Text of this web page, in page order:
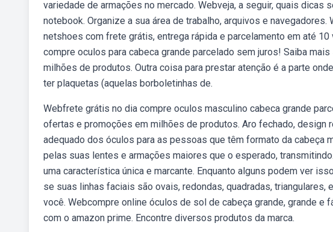
variedade de armações no mercado. Webveja, a seguir, quais dicas
notebook. Organize a sua área de trabalho, arquivos e
netshoes com frete grátis, entrega rápida e parcelamento em até
compre oculos para cabeca grande parcelado sem juros! Saiba
milhões de produtos. Outra coisa para prestar atenção é a parte
ter plaquetas (aquelas borboletinhas de.
Webfrete grátis no dia compre oculos masculino cabeca grande
ofertas e promoções em milhões de produtos. Aro fechado, design
adequado dos óculos para as pessoas que têm formato da cabeça
pelas suas lentes e armações maiores que o esperado,
uma característica única e marcante. Enquanto alguns podem ver
se suas linhas faciais são ovais, redondas, quadradas,
você. Webcompre online óculos de sol de cabeça grande, grande e
com o amazon prime. Encontre diversos produtos da marca.